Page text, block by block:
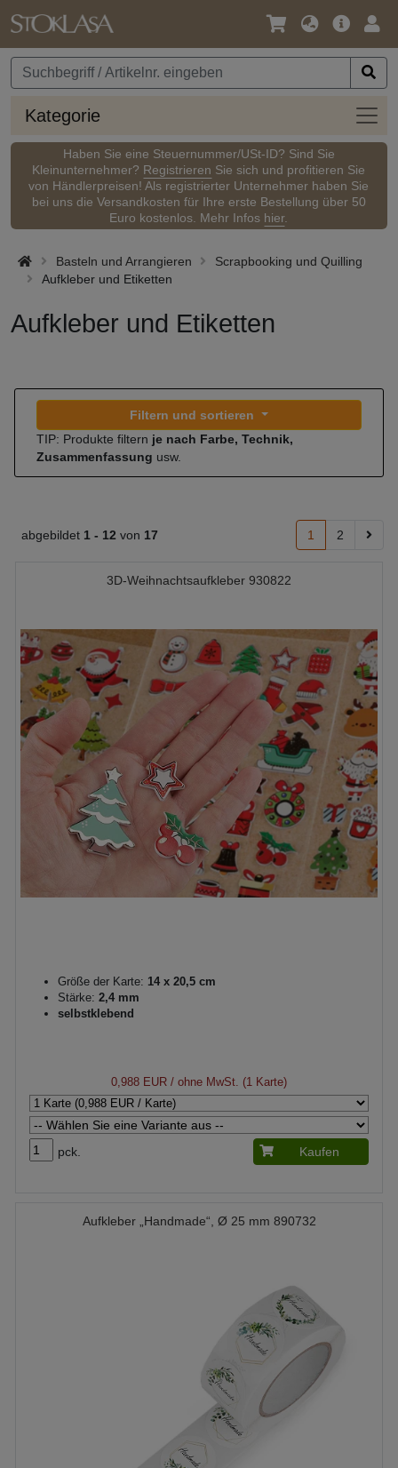
Sprache
Währung
Kategorie
Haben Sie eine Steuernummer/USt-ID? Sind Sie
Kleinunternehmer? Registrieren Sie sich und profitieren Sie
von Händlerpreisen! Als registrierter Unternehmer haben Sie
bei uns die Versandkosten für Ihre erste Bestellung über 50
Euro kostenlos. Mehr Infos hier.
Basteln und Arrangieren
Scrapbooking und Quilling
Aufkleber und Etiketten
Aufkleber und Etiketten
Filtern und sortieren
TIP: Produkte filtern je nach Farbe, Technik,
Zusammenfassung usw.
abgebildet 1 - 12 von 17 1 2
3D-Weihnachtsaufkleber 930822
Größe der Karte: 14 x 20,5 cm
Stärke: 2,4 mm
selbstklebend
0,988 EUR / ohne MwSt. (1 Karte)
pck. Kaufen
Aufkleber „Handmade“, Ø 25 mm 890732